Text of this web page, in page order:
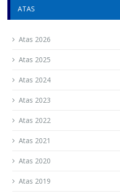
ATAS
Atas 2026
Atas 2025
Atas 2024
Atas 2023
Atas 2022
Atas 2021
Atas 2020
Atas 2019